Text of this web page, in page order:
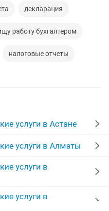
декларация
работу бухгалтером
налоговые отчеты
закрытие
бухгалтер
отчетность
услуги в Астане
услуги в Алматы
услуги в
услуги в